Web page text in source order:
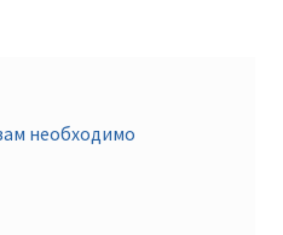
необходимо